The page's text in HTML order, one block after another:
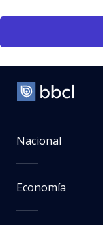
Nacional
Economía